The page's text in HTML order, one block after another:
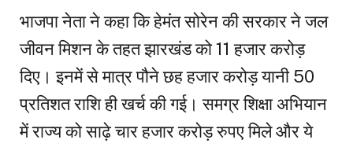
भाजपा नेता ने कहा कि हेमंत सोरेन की सरकार ने जल
जीवन मिशन के तहत झारखंड को 11 हजार करोड़
दिए। इनमें से मात्र पौने छह हजार करोड़ यानी 50
प्रतिशत राशि ही खर्च की गई। समग्र शिक्षा अभियान
में राज्य को साढ़े चार हजार करोड़ रुपए मिले और ये